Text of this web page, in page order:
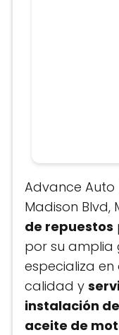
Advance Auto
Madison Blvd,
de repuestos
por su amplia
especializa
calidad y
instalación
aceite de